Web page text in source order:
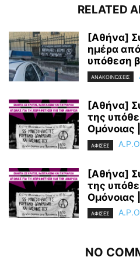
RELATED
[Αθήνα]
ημέρα
υπόθεση
ΑΝΑΚΟΙΝΏΣΕΙΣ
[Αθήνα]
της
Ομόνοιας
ΑΦΙΣΕΣ
[Αθήνα]
της
Ομόνοιας
ΑΦΙΣΕΣ
NO